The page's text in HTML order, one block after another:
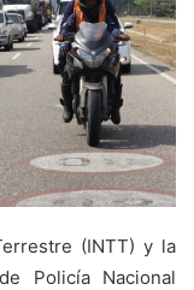
(INTT) y la
Policía Nacional